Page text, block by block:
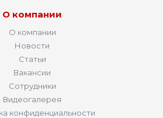
О компании
О компании
Новости
Статьи
Вакансии
Сотрудники
Видеогалерея
конфиденциальности